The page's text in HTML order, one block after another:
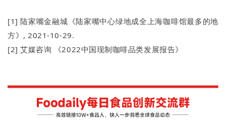
[1] 陆家嘴金融城《陆家嘴中心绿地成全上海咖啡馆最多的地
方》, 2021-10-29.
[2] 艾媒咨询 《2022中国现制咖啡品类发展报告》